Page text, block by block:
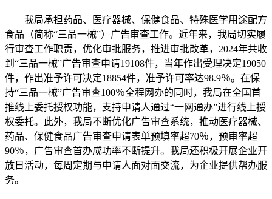
我局承担药品、医疗器械、保健食品、特殊医学用途配方
食品（简称“三品一械”）广告审查工作。近年来，我局切实履
行审查工作职责，优化审批服务，推进审批改革，2024年共收
到“三品一械”广告审查申请19108件，当年作出受理决定19050
件，作出准予许可决定18854件，准予许可率达98.9％。在保
持“三品一械”广告审查100％全程网办的同时，我局在全国首
推线上委托授权功能，支持申请人通过“一网通办”进行线上授
权委托。此外，我局不断优化广告审查系统，推动医疗器械、
药品、保健食品广告审查申请表单预填率超70％，预审率超
90％，广告审查首办成功率不断提升。我局还积极开展企业开
放日活动，每周定期与申请人面对面交流，为企业提供帮办服
务。